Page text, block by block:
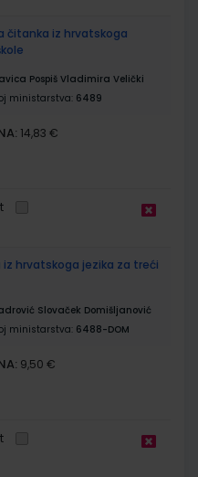
čitanka iz hrvatskoga
Pospiš Vladimira Velički
ministarstva: 6489
14,83 €
iz hrvatskoga jezika za treći
Slovaček Domišljanović
ministarstva: 6488-DOM
9,50 €